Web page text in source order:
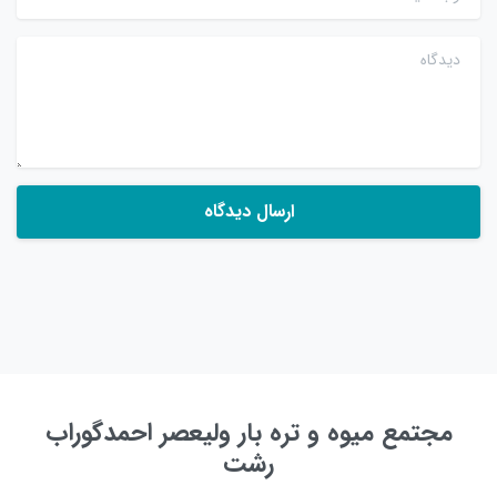
دیدگاه
مجتمع میوه و تره بار ولیعصر احمدگوراب
رشت